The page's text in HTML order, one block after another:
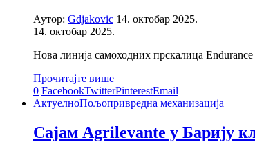
Аутор: Gdjakovic 14. октобар 2025.
14. октобар 2025.
Нова линија самоходних прскалица
Прочитајте више
0 FacebookTwitterPinterestEmail
АктуелноПољопривредна механизација
Сајам Agrilevante у Барију